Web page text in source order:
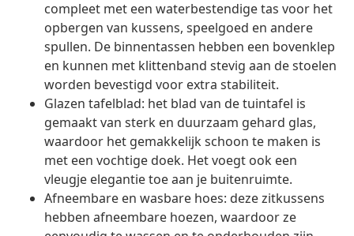
compleet met een waterbestendige tas voor het
opbergen van kussens, speelgoed en andere
spullen. De binnentassen hebben een bovenklep
en kunnen met klittenband stevig aan de stoelen
worden bevestigd voor extra stabiliteit.
Glazen tafelblad: het blad van de tuintafel is
gemaakt van sterk en duurzaam gehard glas,
waardoor het gemakkelijk schoon te maken is
met een vochtige doek. Het voegt ook een
vleugje elegantie toe aan je buitenruimte.
Afneembare en wasbare hoes: deze zitkussens
hebben afneembare hoezen, waardoor ze